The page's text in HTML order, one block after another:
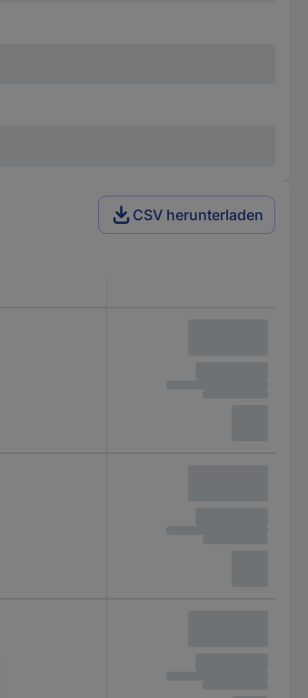
CSV herunterladen